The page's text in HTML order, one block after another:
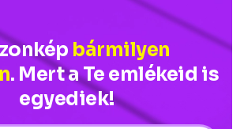
bármilyen
. Mert a Te emlékeid is
egyediek!